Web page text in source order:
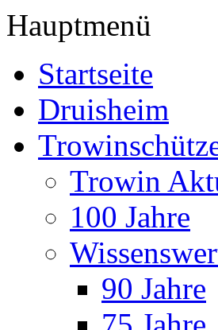
Hauptmenü
Startseite
Druisheim
Trowin
100 Jahre
90 Jahre